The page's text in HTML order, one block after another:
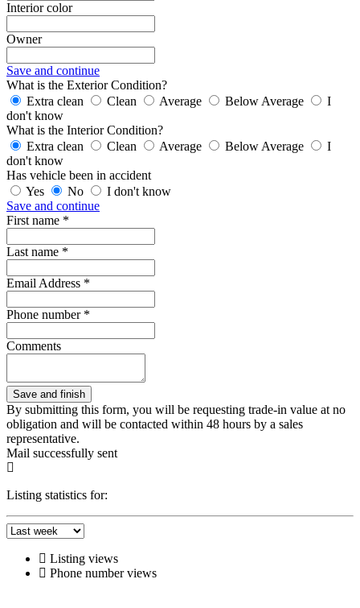
Interior color
Owner
Save and continue
What is the Exterior Condition?
Extra clean
Clean Average Below Average
I
don't know
What is the Interior Condition?
Extra clean
Clean Average Below Average
I
don't know
Has vehicle been in accident
Yes
No
I don't know
Save and continue
First name *
Last name *
Email Address *
Phone number *
Comments
By submitting this form, you will be requesting trade-in value at no
obligation and will be contacted within 48 hours by a sales
representative.
Mail successfully sent
Listing statistics for:
Listing views
Phone number views